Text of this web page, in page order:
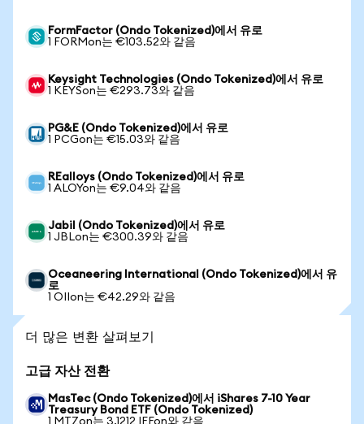
FormFactor (Ondo Tokenized)에서 유로
1 FORMon는 €103.52와 같음
Keysight Technologies (Ondo Tokenized)에서 유로
1 KEYSon는 €293.73와 같음
PG&E (Ondo Tokenized)에서 유로
1 PCGon는 €15.03와 같음
REalloys (Ondo Tokenized)에서 유로
1 ALOYon는 €9.04와 같음
Jabil (Ondo Tokenized)에서 유로
1 JBLon는 €300.39와 같음
Oceaneering International (Ondo Tokenized)에서 유
로
1 OIIon는 €42.29와 같음
더 많은 변환 살펴보기
고급 자산 전환
MasTec (Ondo Tokenized)에서 iShares 7-10 Year
Treasury Bond ETF (Ondo Tokenized)
1 MTZon는 3.1212 IEFon와 같음